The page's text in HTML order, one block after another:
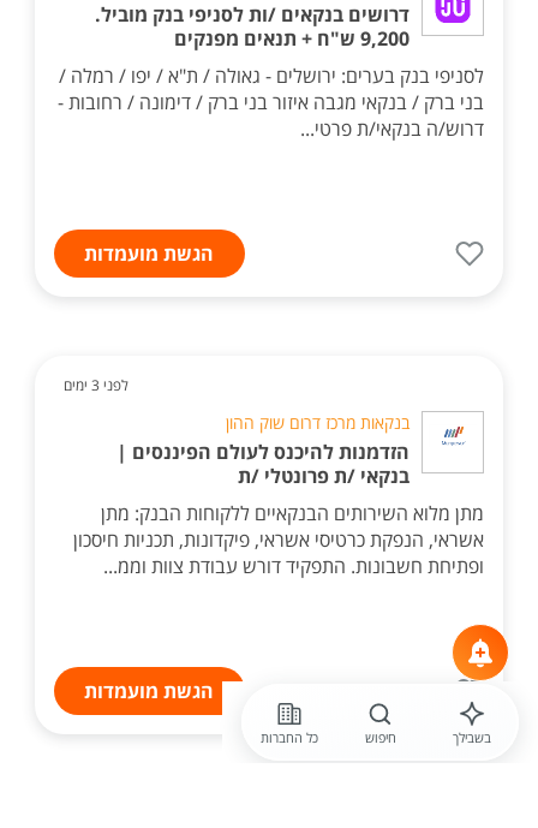
דרושים בנקאים /ות לסניפי בנק מוביל.
9,200 ש"ח + תנאים מפנקים
לסניפי בנק בערים: ירושלים - גאולה / ת"א / יפו / רמלה /
בני ברק / בנקאי מגבה איזור בני ברק / דימונה / רחובות -
דרוש/ה בנקאי/ת פרטי...
הגשת מועמדות
לפני 3 ימים
בנקאות מרכז דרום שוק ההון
הזדמנות להיכנס לעולם הפיננסים |
בנקאי /ת פרונטלי /ת
מתן מלוא השירותים הבנקאיים ללקוחות הבנק: מתן
אשראי, הנפקת כרטיסי אשראי, פיקדונות, תכניות חיסכון
ופתיחת חשבונות. התפקיד דורש עבודת צוות וממ...
הגשת מועמדות
בשבילך חיפוש כל החברות